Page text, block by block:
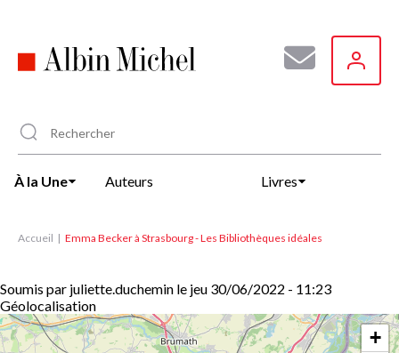
principal
À la Une Auteurs Livres
Accueil Emma Becker à Strasbourg - Les Bibliothèques idéales
Soumis par juliette.duchemin le jeu 30/06/2022 - 11:23
Géolocalisation
+